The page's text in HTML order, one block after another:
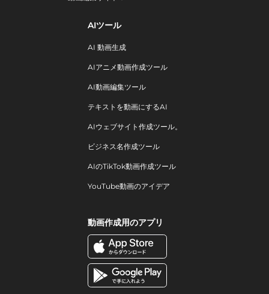
AIツール
AI 動画生成
AIアニメ動画作成ツール
AI動画編集ツール
テキストを動画にするAI
AIウェブサイト作成ツール。
ビジネス名作成ツール
AIのTikTok動画作成ツール
YouTube動画のアイデア
動画作成用のアプリ